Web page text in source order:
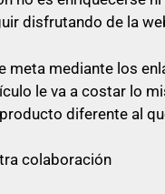
disfrutando de la
meta mediante los
le va a costar lo
diferente al
colaboración